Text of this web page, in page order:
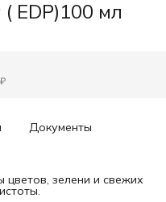
EDP)100 мл
Документы
зелени и свежих